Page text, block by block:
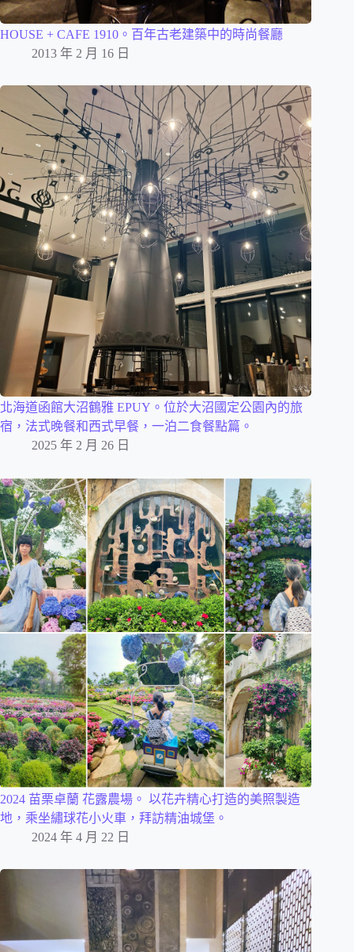
HOUSE + CAFE 1910。百年古老建築中的時尚餐廳
2013 年 2 月 16 日
北海道函館大沼鶴雅 EPUY。位於大沼國定公園內的旅
宿，法式晚餐和西式早餐，一泊二食餐點篇。
2025 年 2 月 26 日
2024 苗栗卓蘭 花露農場。 以花卉精心打造的美照製造
地，乘坐繡球花小火車，拜訪精油城堡。
2024 年 4 月 22 日